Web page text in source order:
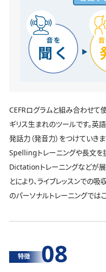
CEFRログラムと組み合わせ
ギリス生まれのツールです。英
発話力（発音力）をつけていき
Spellingトレーニングや長文を
Dictationトレーニングなどが展
とにより、ライブレッスンでの
のパーソナルトレーニングでは
特徴 08